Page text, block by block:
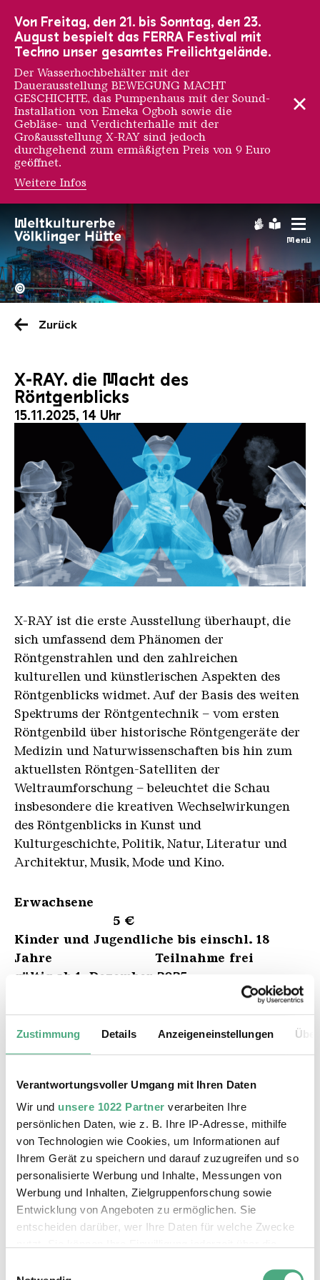
Zustimmung Details Anzeigeneinstellungen
Verantwortungsvoller Umgang mit Ihren Daten
Wir und unsere 1022 Partner verarbeiten Ihre
persönlichen Daten, wie z. B. Ihre IP-Adresse, mithilfe
von Technologien wie Cookies, um Informationen auf
Ihrem Gerät zu speichern und darauf zuzugreifen und so
personalisierte Werbung und Inhalte, Messungen von
Werbung und Inhalten, Zielgruppenforschung sowie
Entwicklung von Angeboten zu ermöglichen. Sie
entscheiden darüber, wer Ihre Daten für welche Zwecke
Menü
Hochofengruppe in Rot
Copyright:
©
Zurück
X-RAY. die Macht des
Röntgenblicks
15.11.2025, 14 Uhr
X RAY neu
X-RAY ist die erste Ausstellung überhaupt, die
sich umfassend dem Phänomen der
Röntgenstrahlen und den zahlreichen
kulturellen und künstlerischen Aspekten des
Röntgenblicks widmet. Auf der Basis des weiten
Spektrums der Röntgentechnik – vom ersten
Röntgenbild über historische Röntgengeräte der
Medizin und Naturwissenschaften bis hin zum
aktuellsten Röntgen-Satelliten der
Weltraumforschung – beleuchtet die Schau
insbesondere die kreativen Wechselwirkungen
des Röntgenblicks in Kunst und
Kulturgeschichte, Politik, Natur, Literatur und
Architektur, Musik, Mode und Kino.
Erwachsene
5 €
Kinder und Jugendliche bis einschl. 18
Jahre Teilnahme frei
gültig ab 1. Dezember 2025
Max. 30 Personen.
Sie können Ihre Tickets in unserem
Auf dieser Seite werden nur die aktuellen
öffentlichen Führungen durch das
Weltkulturerbe Völklinger Hütte für
maximal zwei Monate angezeigt.
Weitergehende Termine für Führungen
finden Sie hier.
ZUM ONLINESHOP
Von Freitag, den 21. bis Sonntag, den 23.
August bespielt das FERRA Festival mit
Techno unser gesamtes Freilichtgelände.
Der Wasserhochbehälter mit der
Dauerausstellung BEWEGUNG MACHT
GESCHICHTE, das Pumpenhaus mit der Sound-
Installation von Emeka Ogboh sowie die
Gebläse- und Verdichterhalle mit der
Großausstellung X-RAY sind jedoch
durchgehend zum ermäßigten Preis von 9 Euro
geöffnet.
Weitere Infos